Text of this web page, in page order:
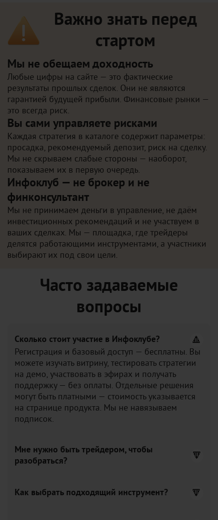
Важно знать перед
стартом
Мы не обещаем доходность
Любые цифры на сайте — это фактические
результаты прошлых сделок. Они не являются
гарантией будущей прибыли. Финансовые рынки —
это всегда риск.
Вы сами управляете рисками
Каждая стратегия в каталоге содержит параметры:
просадка, рекомендуемый депозит, риск на сделку.
Мы не скрываем слабые стороны — наоборот,
показываем их в первую очередь.
Инфоклуб — не брокер и не
финконсультант
Мы не принимаем деньги в управление, не даём
инвестиционных рекомендаций и не участвуем в
ваших сделках. Мы — площадка, где трейдеры
делятся работающими инструментами, а участники
выбирают их под свои цели.
Часто задаваемые
вопросы
Сколько стоит участие в Инфоклубе?
Регистрация и базовый доступ — бесплатны. Вы
можете изучать витрину, тестировать стратегии
на демо, участвовать в эфирах и получать
поддержку — без оплаты. Отдельные решения
могут быть платными — стоимость указывается
на странице продукта. Мы не навязываем
подписок.
Мне нужно быть трейдером, чтобы
разобраться?
Как выбрать подходящий инструмент?